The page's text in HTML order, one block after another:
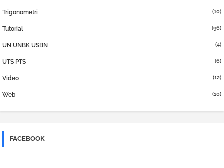
Trigonometri (10)
Tutorial (96)
UN UNBK USBN (4)
UTS PTS (6)
Video (12)
Web (10)
FACEBOOK